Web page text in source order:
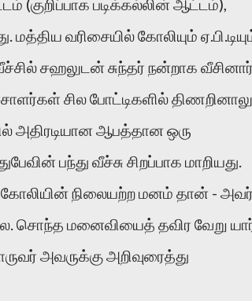
வரிசையில் கோலியும்
சஹலுடன் சுந்தர் நன்றாக
சில போட்டிகளில்
அதிரடியான ஆபத்தான ஒரு
பந்து வீச்சு சிறப்பாக மாறியது.
கோலியின் நிலையற்ற மனம் தான் -
சொந்த மனைவியைத் தவிர வேறு
அவருக்கு அறிவுரைத்து